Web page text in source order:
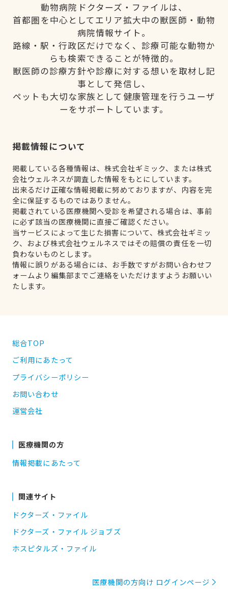
動物病院ドクターズ・ファイルは、
首都圏を中心としてエリア拡大中の獣医師・動物
病院情報サイト。
路線・駅・行政区だけでなく、診療可能な動物か
らも検索できることが特徴的。
獣医師の診療方針や診療に対する想いを取材し記
事として発信し、
ペットも大切な家族として健康管理を行うユーザ
ーをサポートしています。
掲載情報について
掲載している各種情報は、株式会社ギミック、または株式
会社ウェルネスが調査した情報をもとにしています。
出来るだけ正確な情報掲載に努めておりますが、内容を完
全に保証するものではありません。
掲載されている医療機関へ受診を希望される場合は、事前
に必ず該当の医療機関に直接ご確認ください。
当サービスによって生じた損害について、株式会社ギミッ
ク、および株式会社ウェルネスではその賠償の責任を一切
負わないものとします。
情報に誤りがある場合には、お手数ですがお問い合わせフ
ォームより編集部までご連絡をいただけますようお願いい
たします。
総合TOP
ご利用にあたって
プライバシーポリシー
お問い合わせ
運営会社
医療機関の方
情報掲載にあたって
関連サイト
ドクターズ・ファイル
ドクターズ・ファイル ジョブズ
ホスピタルズ・ファイル
医療機関の方向け ログインページ